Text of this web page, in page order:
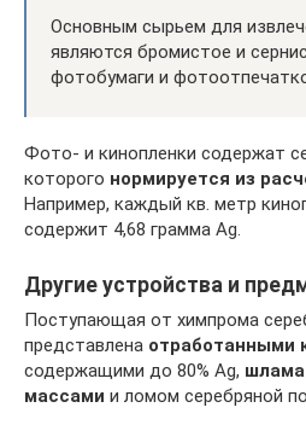
Основным сырьем для
являются бромистое и
фотобумаги и
Фото- и кинопленки содержат
которого нормируется из
Например, каждый кв. метр
содержит 4,68 грамма Ag.
Другие устройства и
Поступающая от химпрома
представлена отработанными
содержащими до 80% Ag,
массами и ломом серебряной